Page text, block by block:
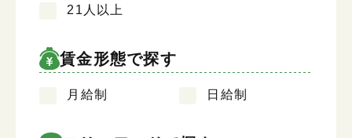
21人以上
賃金形態で探す
月給制 日給制